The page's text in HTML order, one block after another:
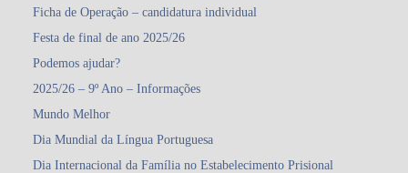
Ficha de Operação – candidatura individual
Festa de final de ano 2025/26
Podemos ajudar?
2025/26 – 9º Ano – Informações
Mundo Melhor
Dia Mundial da Língua Portuguesa
Dia Internacional da Família no Estabelecimento Prisional